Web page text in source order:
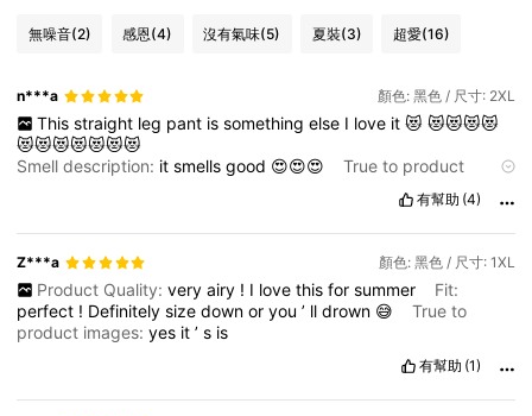
無噪音(2) 感恩 (4) 沒有氣味(5) 夏裝(3) 超愛(16)
n***a 顏色: 黑色 / 尺寸: 2XL
This straight leg pant is something else I love it 😻 😻😻😻😻
😻😻😻😻😻😻😻
Smell description: itsmellsgood 😍😍😍
True to product
有幫助 (4)
Z***a 顏色: 黑色 / 尺寸: 1XL
Product Quality: very airy ! I love this for summer
Fit:
perfect ! Definitelysizedownoryou’ lldrown 😅
True to
product images:yes it’s is
有幫助 (1)